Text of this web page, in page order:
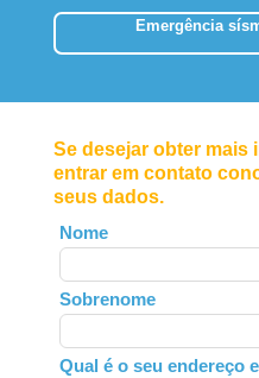
Emergência
Se desejar obter mais
entrar em contato
seus dados.
Leave
this
field
blank
Nome
Sobrenome
Qual é o seu endereço